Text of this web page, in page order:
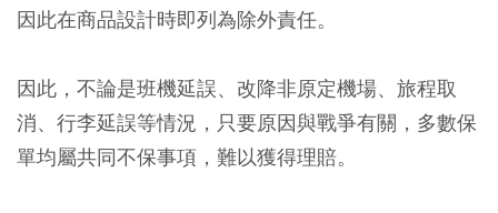
因此在商品設計時即列為除外責任。
因此，不論是班機延誤、改降非原定機場、旅程取
消、行李延誤等情況，只要原因與戰爭有關，多數保
單均屬共同不保事項，難以獲得理賠。